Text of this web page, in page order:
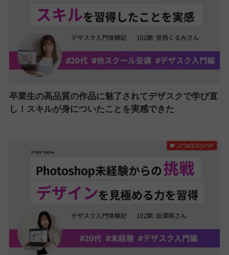
卒業生の高品質の作品に魅了されてデザスクで学び直
し！スキルが身についたことを実感できた
入門編受講生の声